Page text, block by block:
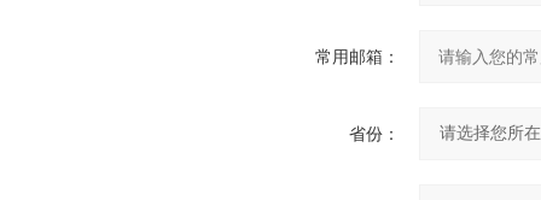
常用邮箱：
省份：